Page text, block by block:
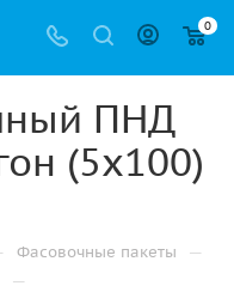
0
ПНД
(5х100)
Фасовочные пакеты —
—